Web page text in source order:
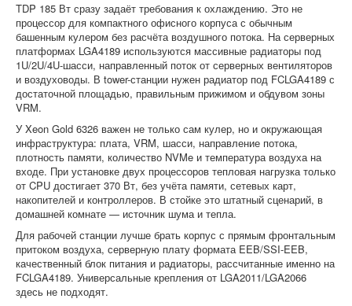
TDP 185 Вт сразу задаёт требования к охлаждению. Это не
процессор для компактного офисного корпуса с обычным
башенным кулером без расчёта воздушного потока. На серверных
платформах LGA4189 используются массивные радиаторы под
1U/2U/4U-шасси, направленный поток от серверных вентиляторов
и воздуховоды. В tower-станции нужен радиатор под FCLGA4189 с
достаточной площадью, правильным прижимом и обдувом зоны
VRM.
У Xeon Gold 6326 важен не только сам кулер, но и окружающая
инфраструктура: плата, VRM, шасси, направление потока,
плотность памяти, количество NVMe и температура воздуха на
входе. При установке двух процессоров тепловая нагрузка только
от CPU достигает 370 Вт, без учёта памяти, сетевых карт,
накопителей и контроллеров. В стойке это штатный сценарий, в
домашней комнате — источник шума и тепла.
Для рабочей станции лучше брать корпус с прямым фронтальным
притоком воздуха, серверную плату формата EEB/SSI-EEB,
качественный блок питания и радиаторы, рассчитанные именно на
FCLGA4189. Универсальные крепления от LGA2011/LGA2066
здесь не подходят.